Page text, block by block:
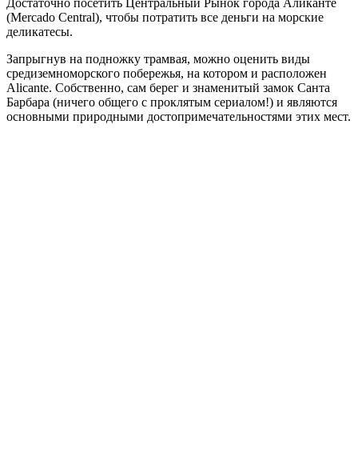
(Mercado Central), чтобы потратить все деньги на морские
деликатесы.
Запрыгнув на подножку трамвая, можно оценить виды
средиземноморского побережья, на котором и расположен
Alicante. Собственно, сам берег и знаменитый замок Санта
Барбара (ничего общего с проклятым сериалом!) и являются
основными природными достопримечательностями этих мест.